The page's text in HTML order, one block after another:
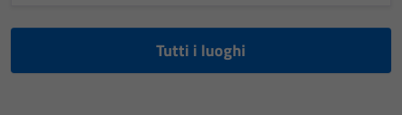
Tutti i luoghi